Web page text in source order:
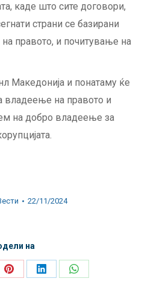
каде што сите договори,
страни се базирани
правото, и почитување на
Македонија и понатаму ќе
владеење на правото и
на добро владеење за
22/11/2024
на
Share
Share
Share